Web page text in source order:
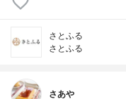
さとふる
さとふる
さあや